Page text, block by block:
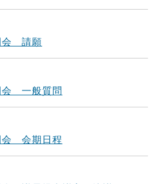
会 請願
会 一般質問
会 会期日程